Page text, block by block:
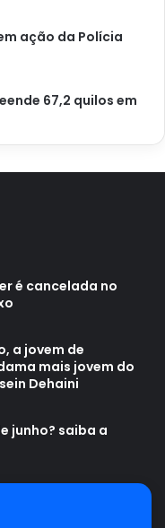
cranberry e
ação da Polícia
67,2 quilos em
é cancelada no
a jovem de
mais jovem do
Dehaini
junho? saiba a